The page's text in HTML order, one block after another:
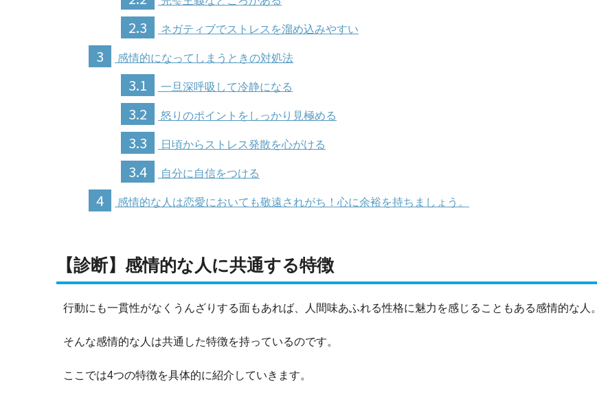
2.3 ネガティブでストレスを溜め込みやすい
3 感情的になってしまうときの対処法
3.1 一旦深呼吸して冷静になる
3.2 怒りのポイントをしっかり見極める
3.3 日頃からストレス発散を心がける
3.4 自分に自信をつける
4 感情的な人は恋愛においても敬遠されがち！心に余裕を持ちましょう。
【診断】感情的な人に共通する特徴
行動にも一貫性がなくうんざりする面もあれば、人間味あふれる性格に魅力を感じることもある感情的な人。
そんな感情的な人は共通した特徴を持っているのです。
ここでは4つの特徴を具体的に紹介していきます。